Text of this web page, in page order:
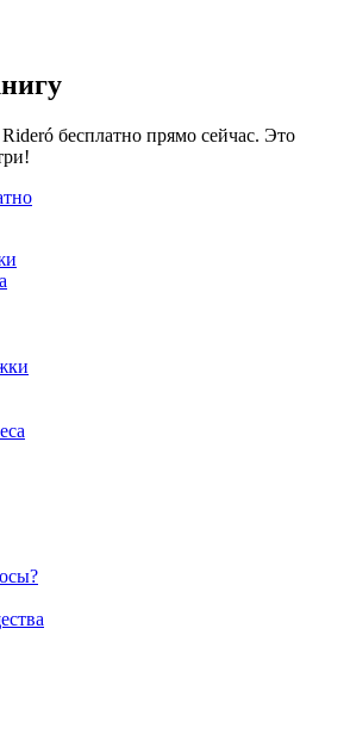
бесплатно прямо сейчас. Это